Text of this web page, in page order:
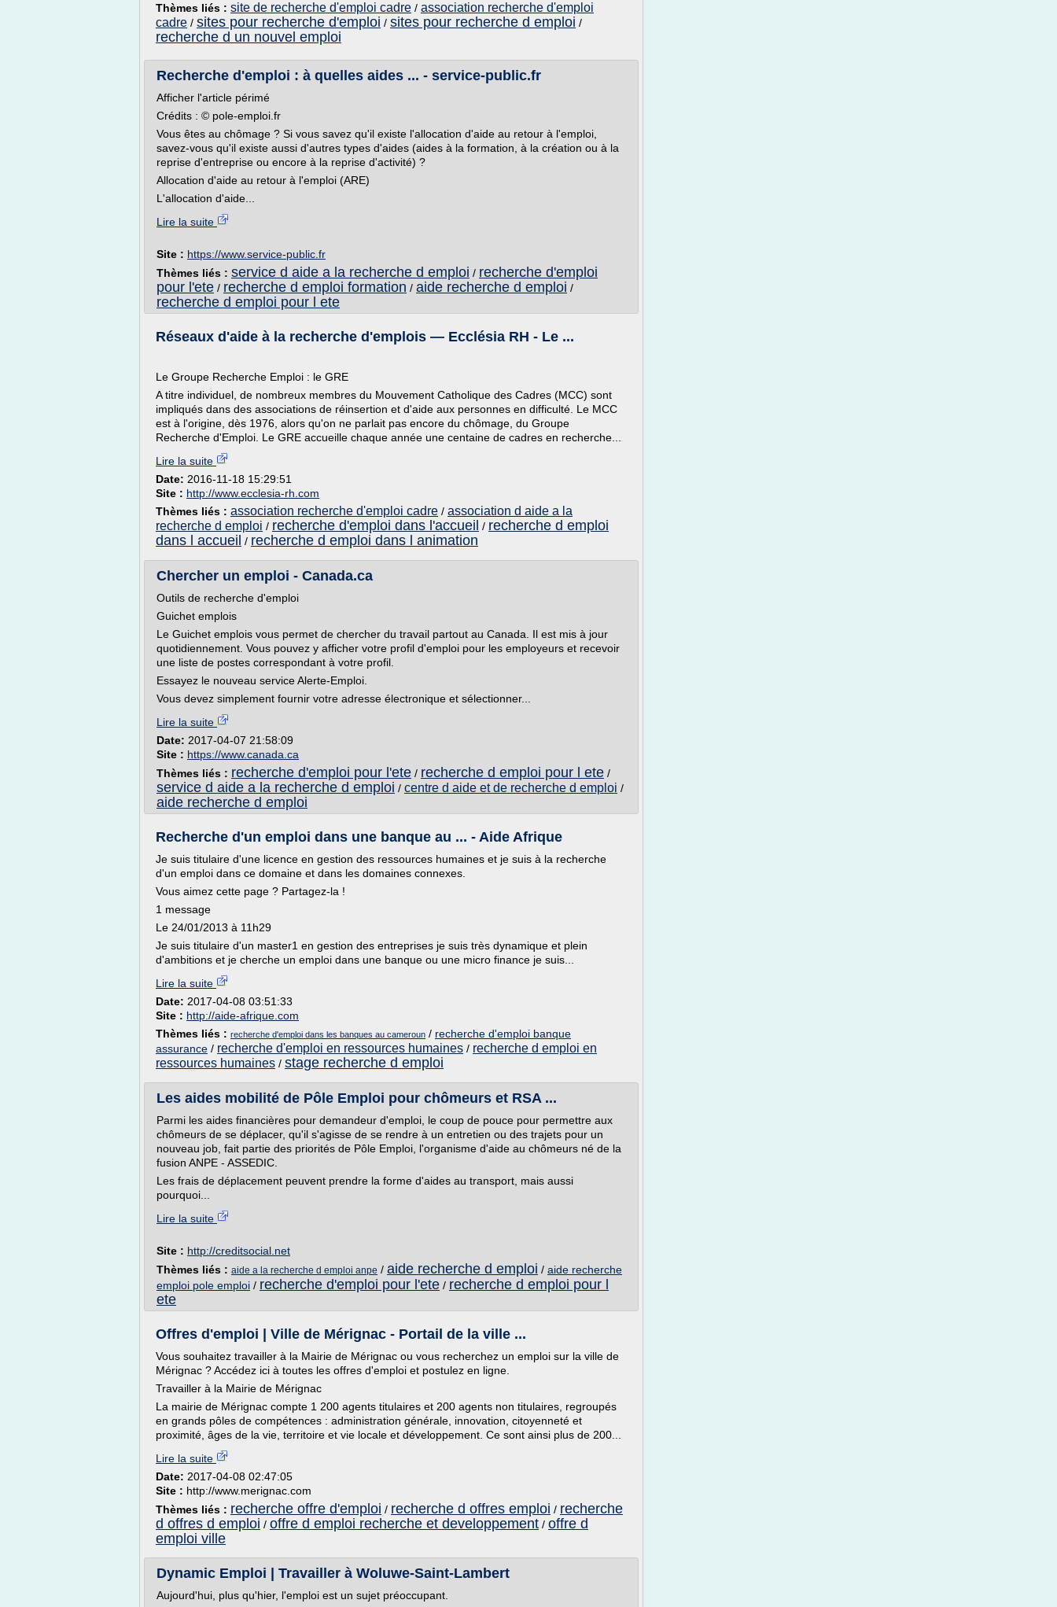
Thèmes liés : site de recherche d'emploi cadre / association recherche d'emploi
cadre / sites pour recherche d'emploi / sites pour recherche d emploi /
recherche d un nouvel emploi
Recherche d'emploi : à quelles aides ... - service-public.fr
Afficher l'article périmé
Crédits : © pole-emploi.fr
Vous êtes au chômage ? Si vous savez qu'il existe l'allocation d'aide au retour à l'emploi,
savez-vous qu'il existe aussi d'autres types d'aides (aides à la formation, à la création ou à la
reprise d'entreprise ou encore à la reprise d'activité) ?
Allocation d'aide au retour à l'emploi (ARE)
L'allocation d'aide...
Lire la suite
Site : https://www.service-public.fr
Thèmes liés : service d aide a la recherche d emploi / recherche d'emploi
pour l'ete / recherche d emploi formation / aide recherche d emploi /
recherche d emploi pour l ete
Réseaux d'aide à la recherche d'emplois — Ecclésia RH - Le ...
Le Groupe Recherche Emploi : le GRE
A titre individuel, de nombreux membres du Mouvement Catholique des Cadres (MCC) sont
impliqués dans des associations de réinsertion et d'aide aux personnes en difficulté. Le MCC
est à l'origine, dès 1976, alors qu'on ne parlait pas encore du chômage, du Groupe
Recherche d'Emploi. Le GRE accueille chaque année une centaine de cadres en recherche...
Lire la suite
Date: 2016-11-18 15:29:51
Site : http://www.ecclesia-rh.com
Thèmes liés : association recherche d'emploi cadre / association d aide a la
recherche d emploi / recherche d'emploi dans l'accueil / recherche d emploi
dans l accueil / recherche d emploi dans l animation
Chercher un emploi - Canada.ca
Outils de recherche d'emploi
Guichet emplois
Le Guichet emplois vous permet de chercher du travail partout au Canada. Il est mis à jour
quotidiennement. Vous pouvez y afficher votre profil d'emploi pour les employeurs et recevoir
une liste de postes correspondant à votre profil.
Essayez le nouveau service Alerte-Emploi.
Vous devez simplement fournir votre adresse électronique et sélectionner...
Lire la suite
Date: 2017-04-07 21:58:09
Site : https://www.canada.ca
Thèmes liés : recherche d'emploi pour l'ete / recherche d emploi pour l ete /
service d aide a la recherche d emploi / centre d aide et de recherche d emploi /
aide recherche d emploi
Recherche d'un emploi dans une banque au ... - Aide Afrique
Je suis titulaire d'une licence en gestion des ressources humaines et je suis à la recherche
d'un emploi dans ce domaine et dans les domaines connexes.
Vous aimez cette page ? Partagez-la !
1 message
Le 24/01/2013 à 11h29
Je suis titulaire d'un master1 en gestion des entreprises je suis très dynamique et plein
d'ambitions et je cherche un emploi dans une banque ou une micro finance je suis...
Lire la suite
Date: 2017-04-08 03:51:33
Site : http://aide-afrique.com
Thèmes liés : recherche d'emploi dans les banques au cameroun / recherche d'emploi banque
assurance / recherche d'emploi en ressources humaines / recherche d emploi en
ressources humaines / stage recherche d emploi
Les aides mobilité de Pôle Emploi pour chômeurs et RSA ...
Parmi les aides financières pour demandeur d'emploi, le coup de pouce pour permettre aux
chômeurs de se déplacer, qu'il s'agisse de se rendre à un entretien ou des trajets pour un
nouveau job, fait partie des priorités de Pôle Emploi, l'organisme d'aide au chômeurs né de la
fusion ANPE - ASSEDIC.
Les frais de déplacement peuvent prendre la forme d'aides au transport, mais aussi
pourquoi...
Lire la suite
Site : http://creditsocial.net
Thèmes liés : aide a la recherche d emploi anpe / aide recherche d emploi / aide recherche
emploi pole emploi / recherche d'emploi pour l'ete / recherche d emploi pour l
ete
Offres d'emploi | Ville de Mérignac - Portail de la ville ...
Vous souhaitez travailler à la Mairie de Mérignac ou vous recherchez un emploi sur la ville de
Mérignac ? Accédez ici à toutes les offres d'emploi et postulez en ligne.
Travailler à la Mairie de Mérignac
La mairie de Mérignac compte 1 200 agents titulaires et 200 agents non titulaires, regroupés
en grands pôles de compétences : administration générale, innovation, citoyenneté et
proximité, âges de la vie, territoire et vie locale et développement. Ce sont ainsi plus de 200...
Lire la suite
Date: 2017-04-08 02:47:05
Site : http://www.merignac.com
Thèmes liés : recherche offre d'emploi / recherche d offres emploi / recherche
d offres d emploi / offre d emploi recherche et developpement / offre d
emploi ville
Dynamic Emploi | Travailler à Woluwe-Saint-Lambert
Aujourd'hui, plus qu'hier, l'emploi est un sujet préoccupant.